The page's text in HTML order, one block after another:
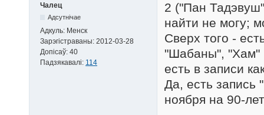
Чалец
Адсутнічае
Адкуль: Менск
Зарэгістраваны: 2012-03-28
Допісаў: 40
Падзякавалі: 114
2 ("Пан
найти не могу;
Сверх того -
"Шабаны", "Хам"
есть в записи
Да, есть запись
ноября на 90-